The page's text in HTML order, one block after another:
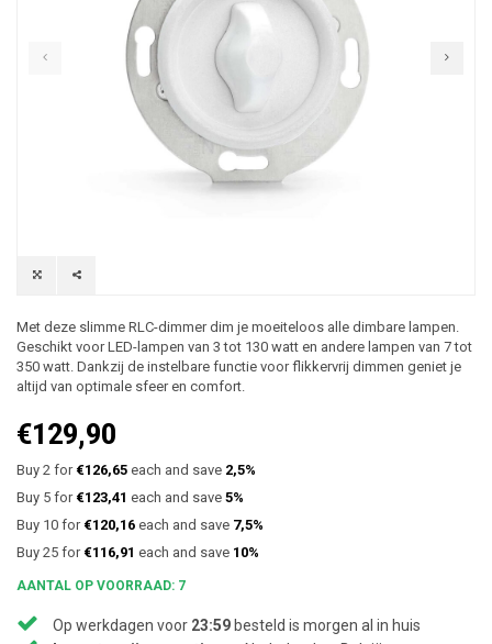
Met deze slimme RLC-dimmer dim je moeiteloos alle dimbare lampen.
Geschikt voor LED-lampen van 3 tot 130 watt en andere lampen van 7 tot
350 watt. Dankzij de instelbare functie voor flikkervrij dimmen geniet je
altijd van optimale sfeer en comfort.
€129,90
Buy 2 for €126,65 each and save 2,5%
Buy 5 for €123,41 each and save 5%
Buy 10 for €120,16 each and save 7,5%
Buy 25 for €116,91 each and save 10%
AANTAL OP VOORRAAD: 7
Op werkdagen voor 23:59 besteld is morgen al in huis